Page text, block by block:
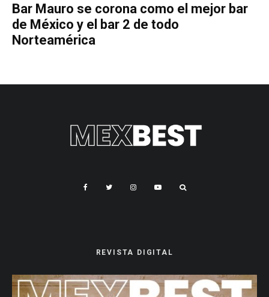
Bar Mauro se corona como el mejor bar
de México y el bar 2 de todo
Norteamérica
REVISTA DIGITAL